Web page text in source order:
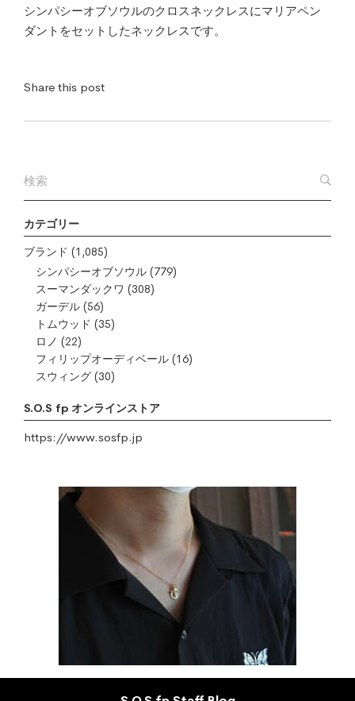
カテゴリー
ブランド (1,085)
シンパシーオブソウル (779)
スーマンダックワ (308)
ガーデル (56)
トムウッド (35)
ロノ (22)
フィリップオーディベール (16)
スウィング (30)
S.O.S fp オンラインストア
https://www.sosfp.jp
シンパシーオブソウルのクロスネックレスにマリアペン
ダントをセットしたネックレスです。
Share this post